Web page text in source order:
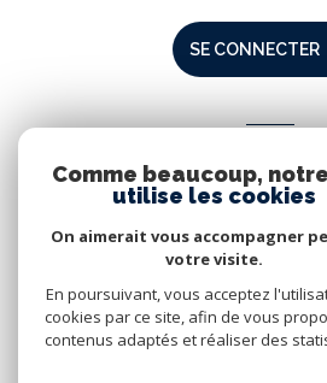
SE CONNECTER
Nous
Comme beaucoup,
utilise les cookies
On aimerait vous accompagner
votre visite.
En poursuivant, vous acceptez
cookies par ce site, afin de vous
contenus adaptés et réaliser des